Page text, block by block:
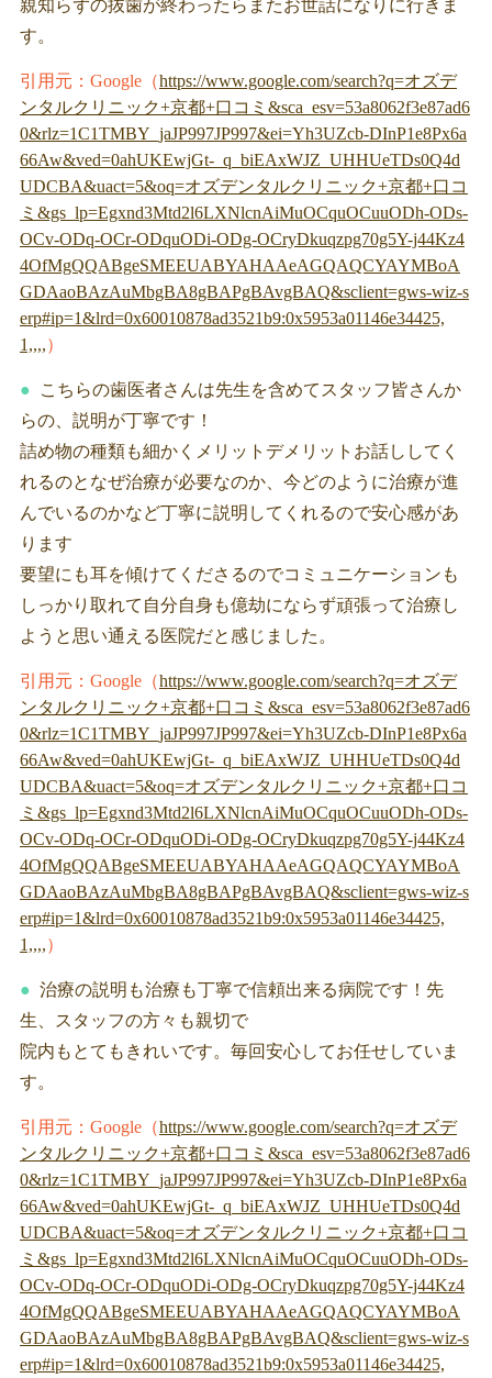
親知らずの抜歯が終わったらまたお世話になりに行きま
す。
引用元：Google（https://www.google.com/search?q=オズデ
ンタルクリニック+京都+口コミ&sca_esv=53a8062f3e87ad6
0&rlz=1C1TMBY_jaJP997JP997&ei=Yh3UZcb-DInP1e8Px6a
66Aw&ved=0ahUKEwjGt-_q_biEAxWJZ_UHHUeTDs0Q4d
UDCBA&uact=5&oq=オズデンタルクリニック+京都+口コ
ミ&gs_lp=Egxnd3Mtd2l6LXNlcnAiMuOCquOCuuODh-ODs-
OCv-ODq-OCr-ODquODi-ODg-OCryDkuqzpg70g5Y-j44Kz4
4OfMgQQABgeSMEEUABYAHAAeAGQAQCYAYMBoA
GDAaoBAzAuMbgBA8gBAPgBAvgBAQ&sclient=gws-wiz-s
erp#ip=1&lrd=0x60010878ad3521b9:0x5953a01146e34425,
1,,,,）
こちらの歯医者さんは先生を含めてスタッフ皆さんか
らの、説明が丁寧です！
詰め物の種類も細かくメリットデメリットお話ししてく
れるのとなぜ治療が必要なのか、今どのように治療が進
んでいるのかなど丁寧に説明してくれるので安心感があ
ります
要望にも耳を傾けてくださるのでコミュニケーションも
しっかり取れて自分自身も億劫にならず頑張って治療し
ようと思い通える医院だと感じました。
引用元：Google（https://www.google.com/search?q=オズデ
ンタルクリニック+京都+口コミ&sca_esv=53a8062f3e87ad6
0&rlz=1C1TMBY_jaJP997JP997&ei=Yh3UZcb-DInP1e8Px6a
66Aw&ved=0ahUKEwjGt-_q_biEAxWJZ_UHHUeTDs0Q4d
UDCBA&uact=5&oq=オズデンタルクリニック+京都+口コ
ミ&gs_lp=Egxnd3Mtd2l6LXNlcnAiMuOCquOCuuODh-ODs-
OCv-ODq-OCr-ODquODi-ODg-OCryDkuqzpg70g5Y-j44Kz4
4OfMgQQABgeSMEEUABYAHAAeAGQAQCYAYMBoA
GDAaoBAzAuMbgBA8gBAPgBAvgBAQ&sclient=gws-wiz-s
erp#ip=1&lrd=0x60010878ad3521b9:0x5953a01146e34425,
1,,,,）
治療の説明も治療も丁寧で信頼出来る病院です！先
生、スタッフの方々も親切で
院内もとてもきれいです。毎回安心してお任せしていま
す。
引用元：Google（https://www.google.com/search?q=オズデ
ンタルクリニック+京都+口コミ&sca_esv=53a8062f3e87ad6
0&rlz=1C1TMBY_jaJP997JP997&ei=Yh3UZcb-DInP1e8Px6a
66Aw&ved=0ahUKEwjGt-_q_biEAxWJZ_UHHUeTDs0Q4d
UDCBA&uact=5&oq=オズデンタルクリニック+京都+口コ
ミ&gs_lp=Egxnd3Mtd2l6LXNlcnAiMuOCquOCuuODh-ODs-
OCv-ODq-OCr-ODquODi-ODg-OCryDkuqzpg70g5Y-j44Kz4
4OfMgQQABgeSMEEUABYAHAAeAGQAQCYAYMBoA
GDAaoBAzAuMbgBA8gBAPgBAvgBAQ&sclient=gws-wiz-s
erp#ip=1&lrd=0x60010878ad3521b9:0x5953a01146e34425,